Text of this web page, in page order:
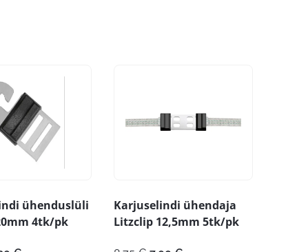
ühenduslüli
4tk/pk
Karjuselindi ühendaja
Litzclip 12,5mm 5tk/pk